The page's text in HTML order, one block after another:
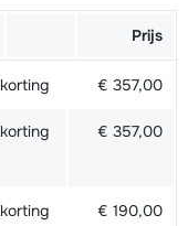
Prijs
korting € 357,00
korting € 357,00
korting € 190,00